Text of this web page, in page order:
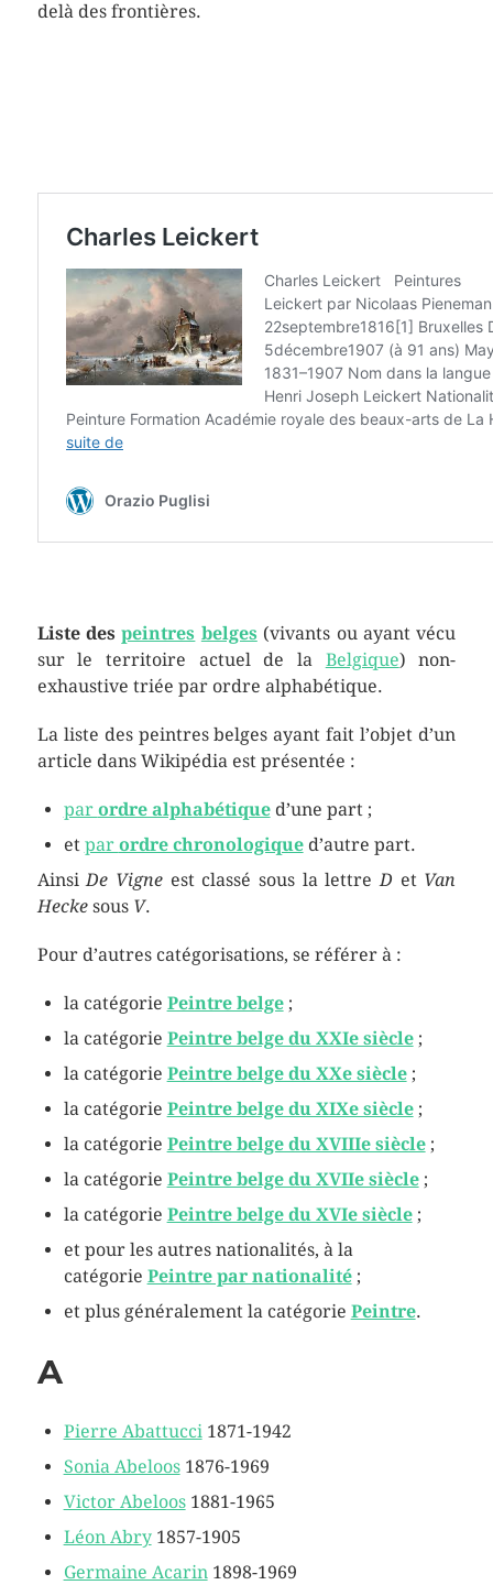
delà des frontières.
Liste despeintres belges (vivants ou ayant vécu
sur le territoire actuel de la Belgique) non-
exhaustive triée par ordre alphabétique.
La liste des peintres belges ayant fait l’objet d’un
article dans Wikipédia est présentée :
par ordre alphabétiqued’une part ;
et par ordre chronologiqued’autre part.
AinsiDe Vigneest classé sous la lettreD et Van
Heckesous V.
Pour d’autres catégorisations, se référer à :
la catégorie Peintre belge;
la catégorie Peintre belge du XXIe siècle;
la catégorie Peintre belge du XXe siècle;
la catégorie Peintre belge du XIXe siècle;
la catégorie Peintre belge du XVIIIe siècle;
la catégorie Peintre belge du XVIIe siècle;
la catégorie Peintre belge du XVIe siècle;
et pour les autres nationalités, à la
catégorie Peintre par nationalité;
et plus généralement la catégorie Peintre.
A
Pierre Abattucci1871-1942
Sonia Abeloos1876-1969
Victor Abeloos1881-1965
Léon Abry1857-1905
Germaine Acarin1898-1969